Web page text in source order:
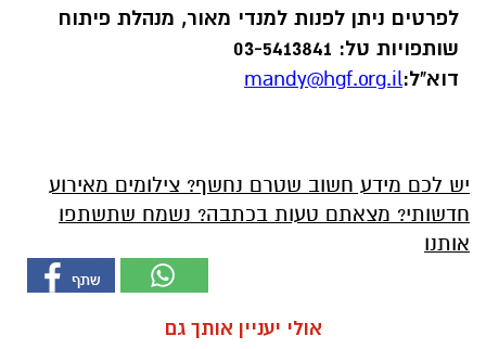
לפרטים ניתן לפנות למנדי מאור, מנהלת פיתוח
שותפויות טל: 03-5413841
דוא"ל:mandy@hgf.org.il
יש לכם מידע חשוב שטרם נחשף? צילומים מאירוע
חדשותי? מצאתם טעות בכתבה? נשמח שתשתפו
אותנו
אולי יעניין אותך גם